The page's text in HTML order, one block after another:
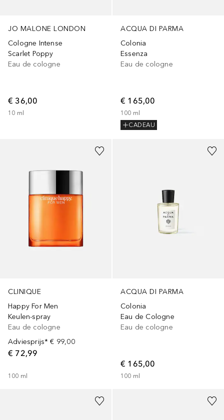
JO MALONE LONDON
Cologne Intense
Scarlet Poppy
Eau de cologne
€ 36,00
10 ml
ACQUA DI PARMA
Colonia
Essenza
Eau de cologne
€ 165,00
100 ml
CADEAU
CLINIQUE
Happy For Men
Keulen-spray
Eau de cologne
Adviesprijs* € 99,00
€ 72,99
100 ml
ACQUA DI PARMA
Colonia
Eau de Cologne
Eau de cologne
€ 165,00
100 ml